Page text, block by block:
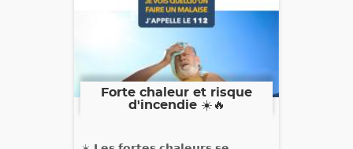
Forte chaleur et risque
d'incendie ☀️🔥